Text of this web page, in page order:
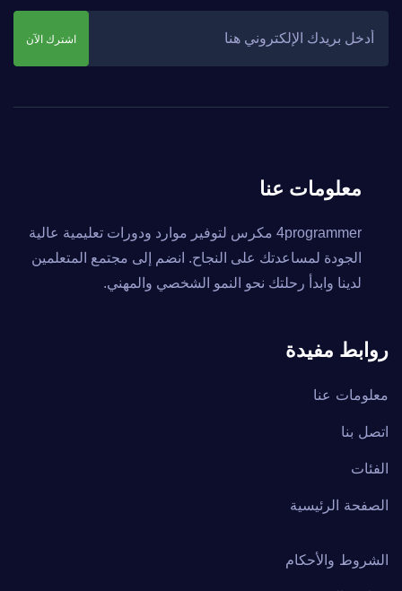
اشترك الآن
معلومات عنا
4programmer مكرس لتوفير موارد ودورات تعليمية عالية
الجودة لمساعدتك على النجاح. انضم إلى مجتمع المتعلمين
لدينا وابدأ رحلتك نحو النمو الشخصي والمهني.
روابط مفيدة
معلومات عنا
اتصل بنا
الفئات
الصفحة الرئيسية
الشروط والأحكام